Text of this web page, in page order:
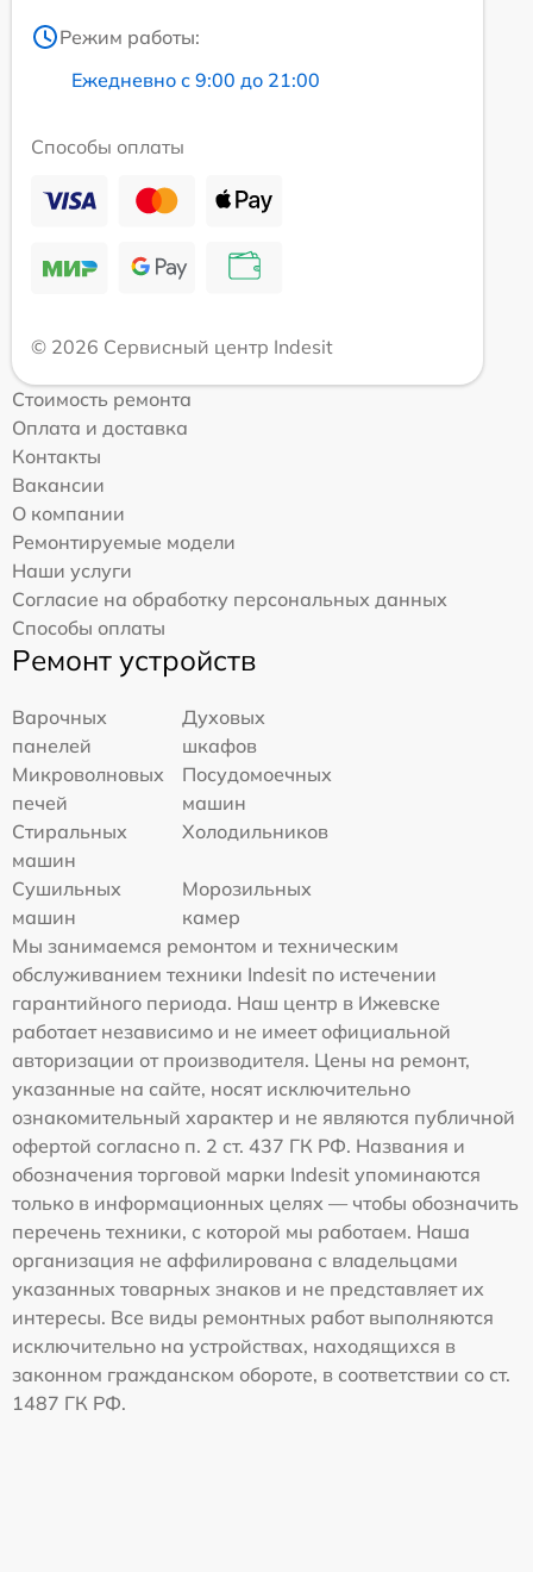
Режим работы:
Ежедневно с 9:00 до 21:00
Способы оплаты
© 2026 Сервисный центр Indesit
Стоимость ремонта
Оплата и доставка
Контакты
Вакансии
О компании
Ремонтируемые модели
Наши услуги
Согласие на обработку персональных данных
Способы оплаты
Ремонт устройств
Варочных
панелей
Духовых
шкафов
Микроволновых
печей
Посудомоечных
машин
Стиральных
машин
Холодильников
Сушильных
машин
Морозильных
камер
Мы занимаемся ремонтом и техническим
обслуживанием техники Indesit по истечении
гарантийного периода. Наш центр в Ижевске
работает независимо и не имеет официальной
авторизации от производителя. Цены на ремонт,
указанные на сайте, носят исключительно
ознакомительный характер и не являются публичной
офертой согласно п. 2 ст. 437 ГК РФ. Названия и
обозначения торговой марки Indesit упоминаются
только в информационных целях — чтобы обозначить
перечень техники, с которой мы работаем. Наша
организация не аффилирована с владельцами
указанных товарных знаков и не представляет их
интересы. Все виды ремонтных работ выполняются
исключительно на устройствах, находящихся в
законном гражданском обороте, в соответствии со ст.
1487 ГК РФ.